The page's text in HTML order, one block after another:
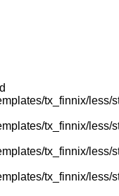
tx_finnix/less/
tx_finnix/less/
tx_finnix/less/
tx_finnix/less/